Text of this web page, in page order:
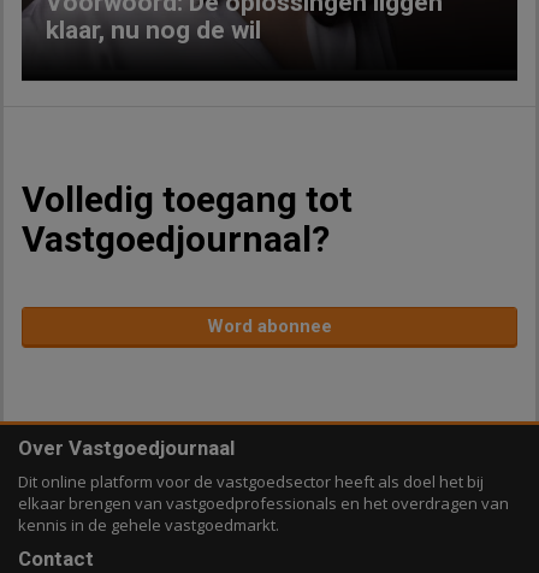
klaar, nu nog de wil
Volledig toegang tot
Vastgoedjournaal?
Word abonnee
Over Vastgoedjournaal
Dit online platform voor de vastgoedsector heeft als doel het bij
elkaar brengen van vastgoedprofessionals en het overdragen van
kennis in de gehele vastgoedmarkt.
Contact